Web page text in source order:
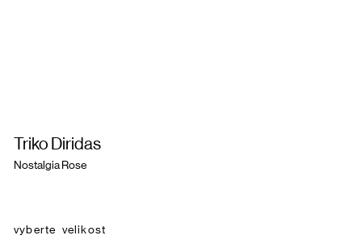
Triko Diridas
Nostalgia Rose
velikost